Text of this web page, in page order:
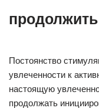
продолжить
Постоянство
увлеченности к
настоящую
продолжать